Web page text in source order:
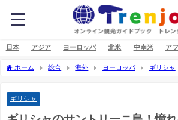
日本 アジア ヨーロッパ 北米 中南米 ア
ホーム 総合 海外 ヨーロッパ ギリシャ
ギリシャ